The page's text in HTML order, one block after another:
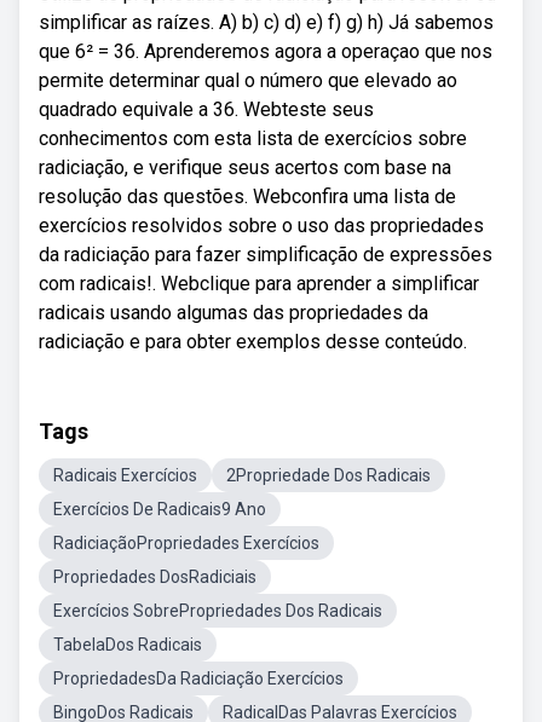
simplificar as raízes. A) b) c) d) e) f) g) h) Já sabemos
que 6² = 36. Aprenderemos agora a operaçao que nos
permite determinar qual o número que elevado ao
quadrado equivale a 36. Webteste seus
conhecimentos com esta lista de exercícios sobre
radiciação, e verifique seus acertos com base na
resolução das questões. Webconfira uma lista de
exercícios resolvidos sobre o uso das propriedades
da radiciação para fazer simplificação de expressões
com radicais!. Webclique para aprender a simplificar
radicais usando algumas das propriedades da
radiciação e para obter exemplos desse conteúdo.
Tags
Radicais Exercícios
2Propriedade Dos Radicais
Exercícios De Radicais9 Ano
RadiciaçãoPropriedades Exercícios
Propriedades DosRadiciais
Exercícios SobrePropriedades Dos Radicais
TabelaDos Radicais
PropriedadesDa Radiciação Exercícios
BingoDos Radicais
RadicalDas Palavras Exercícios